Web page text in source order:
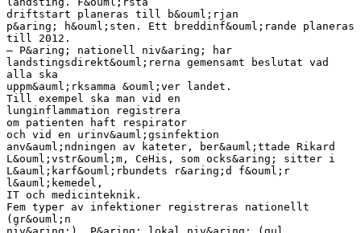
driftstart planeras till b&ouml;rjan
p&aring; h&ouml;sten. Ett breddinf&ouml;rande planeras
till 2012.
– P&aring; nationell niv&aring; har
landstingsdirekt&ouml;rerna gemensamt beslutat vad
alla ska
uppm&auml;rksamma &ouml;ver landet.
Till exempel ska man vid en
lunginflammation registrera
om patienten haft respirator
och vid en urinv&auml;gsinfektion
anv&auml;ndningen av kateter, ber&auml;ttade Rikard
L&ouml;vstr&ouml;m, CeHis, som ocks&aring; sitter i
L&auml;karf&ouml;rbundets r&aring;d f&ouml;r
l&auml;kemedel,
IT och medicinteknik.
Fem typer av infektioner registreras nationellt
(gr&ouml;n